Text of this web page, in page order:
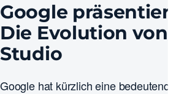
Google präsentiert
Die Evolution von
Studio
Google hat kürzlich eine bedeutende